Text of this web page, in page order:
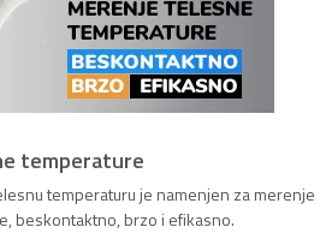
temperature
temperaturu je namenjen za merenje
beskontaktno, brzo i efikasno.